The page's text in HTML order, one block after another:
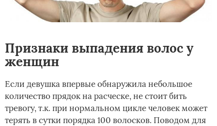
Признаки выпадения волос у
женщин
Если девушка впервые обнаружила небольшое
количество прядок на расческе, не стоит бить
тревогу, т.к. при нормальном цикле человек может
терять в сутки порядка 100 волосков. Поводом для